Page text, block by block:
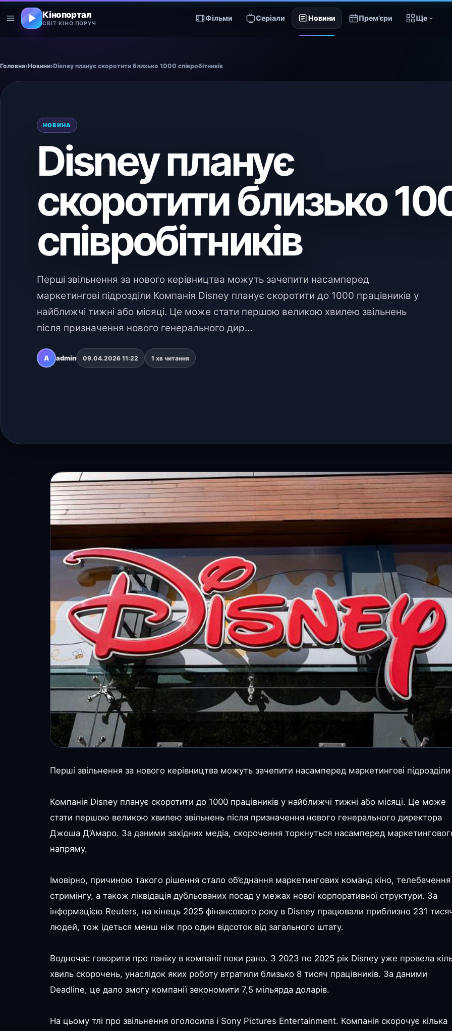
Кінопортал
СВІТ КІНО ПОРУЧ
Фільми Серіали Новини Прем’єри Ще
Головна›Новини›Disney планує скоротити близько 1000 співробітників
НОВИНА
Disney планує
скоротити близько
співробітників
Перші звільнення за нового керівництва можуть зачепити насамперед
маркетингові підрозділи Компанія Disney планує скоротити до 1000 працівників у
найближчі тижні або місяці. Це може стати першою великою хвилею звільнень
після призначення нового генерального дир…
A admin 09.04.2026 11:22 1 хв читання
Перші звільнення за нового керівництва можуть зачепити насамперед маркетингові підрозділи
Компанія Disney планує скоротити до 1000 працівників у найближчі тижні або місяці. Це може
стати першою великою хвилею звільнень після призначення нового генерального директора
Джоша Д’Амаро. За даними західних медіа, скорочення торкнуться насамперед
напряму.
Імовірно, причиною такого рішення стало об’єднання маркетингових команд кіно, телебачення
стримінгу, а також ліквідація дубльованих посад у межах нової корпоративної структури. За
інформацією Reuters, на кінець 2025 фінансового року в Disney працювали приблизно 231
людей, тож ідеться менш ніж про один відсоток від загального штату.
Водночас говорити про паніку в компанії поки рано. З 2023 по 2025 рік Disney уже провела
хвиль скорочень, унаслідок яких роботу втратили близько 8 тисяч працівників. За даними
Deadline, це дало змогу компанії зекономити 7,5 мільярда доларів.
На цьому тлі про звільнення оголосила і Sony Pictures Entertainment. Компанія скорочує кілька